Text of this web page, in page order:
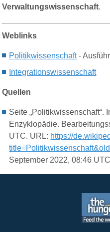
Verwaltungswissenschaft.
Weblinks
Politikwissenschaft-
Integrationswissenschaft
Quellen
Seite „Politikwissenschaft“.
Enzyklopädie.
UTC. URL: https://
September 2022, 08:46